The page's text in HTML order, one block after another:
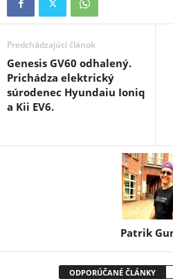
Predchádzajúci článok
Genesis GV60 odhalený.
Prichádza elektrický
súrodenec Hyundaiu Ioniq
a Kii EV6.
Patrik
ODPORÚČANÉ ČLÁNKY